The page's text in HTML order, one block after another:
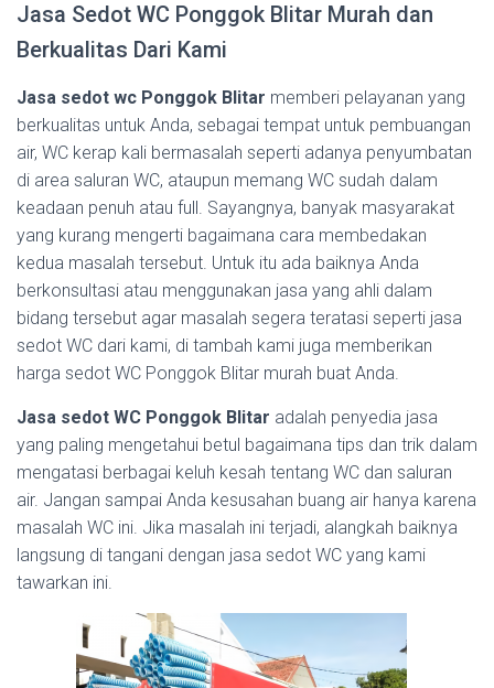
Jasa Sedot WC Ponggok Blitar Murah dan
Berkualitas Dari Kami
Jasa sedot wc Ponggok Blitar memberi pelayanan yang
berkualitas untuk Anda, sebagai tempat untuk pembuangan
air, WC kerap kali bermasalah seperti adanya penyumbatan
di area saluran WC, ataupun memang WC sudah dalam
keadaan penuh atau full. Sayangnya, banyak masyarakat
yang kurang mengerti bagaimana cara membedakan
kedua masalah tersebut. Untuk itu ada baiknya Anda
berkonsultasi atau menggunakan jasa yang ahli dalam
bidang tersebut agar masalah segera teratasi seperti jasa
sedot WC dari kami, di tambah kami juga memberikan
harga sedot WC Ponggok Blitar murah buat Anda.
Jasa sedot WC Ponggok Blitar adalah penyedia jasa
yang paling mengetahui betul bagaimana tips dan trik dalam
mengatasi berbagai keluh kesah tentang WC dan saluran
air. Jangan sampai Anda kesusahan buang air hanya karena
masalah WC ini. Jika masalah ini terjadi, alangkah baiknya
langsung di tangani dengan jasa sedot WC yang kami
tawarkan ini.